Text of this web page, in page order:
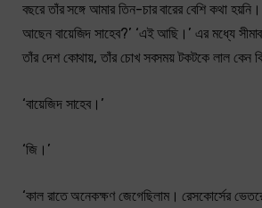
বছরে তাঁর সঙ্গে আমার তিন-চার বারের বেশি কথা
আছেন বায়েজিদ সাহেব?’ ‘এই আছি।’ এর মধ্যে
তাঁর দেশ কোথায়, তাঁর চোখ সবসময় টকটকে লাল কেন
‘বায়েজিদ সাহেব।’
‘জি।’
‘কাল রাতে অনেকক্ষণ জেগেছিলাম। রেসকোর্সের